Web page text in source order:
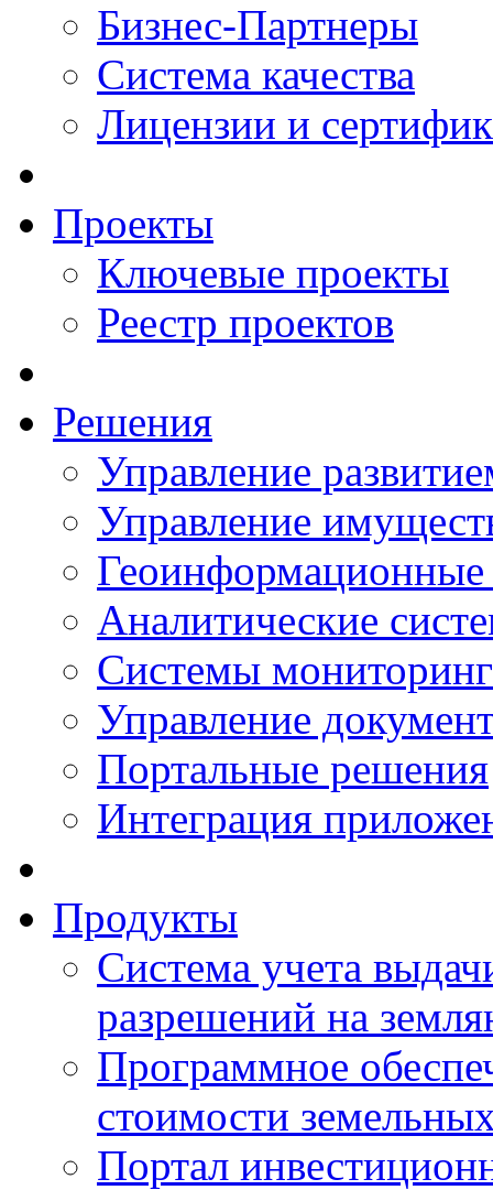
Бизнес-Партнеры
Система качества
Лицензии и
Проекты
Ключевые проекты
Реестр проектов
Решения
Управление
Управление
Аналитические
Системы
Управление
Портальные решения
Интеграция
Продукты
Система учета
разрешений на
Программное
стоимости
Портал